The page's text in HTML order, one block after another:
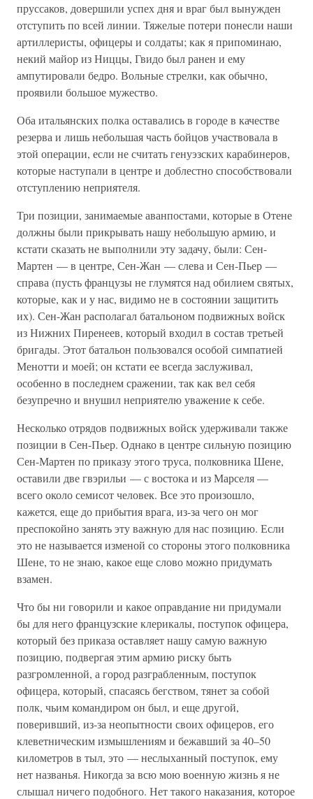
пруссаков, довершили успех дня и враг был вынужден
отступить по всей линии. Тяжелые потери понесли наши
артиллеристы, офицеры и солдаты; как я припоминаю,
некий майор из Ниццы, Гвидо был ранен и ему
ампутировали бедро. Вольные стрелки, как обычно,
проявили большое мужество.
Оба итальянских полка оставались в городе в качестве
резерва и лишь небольшая часть бойцов участвовала в
этой операции, если не считать генуэзских карабинеров,
которые наступали в центре и доблестно способствовали
отступлению неприятеля.
Три позиции, занимаемые аванпостами, которые в Отене
должны были прикрывать нашу небольшую армию, и
кстати сказать не выполнили эту задачу, были: Сен-
Мартен — в центре, Сен-Жан — слева и Сен-Пьер —
справа (пусть французы не глумятся над обилием святых,
которые, как и у нас, видимо не в состоянии защитить
их). Сен-Жан располагал батальоном подвижных войск
из Нижних Пиренеев, который входил в состав третьей
бригады. Этот батальон пользовался особой симпатией
Менотти и моей; он кстати ее всегда заслуживал,
особенно в последнем сражении, так как вел себя
безупречно и внушил неприятелю уважение к себе.
Несколько отрядов подвижных войск удерживали также
позиции в Сен-Пьер. Однако в центре сильную позицию
Сен-Мартен по приказу этого труса, полковника Шене,
оставили две гвэрильи — с востока и из Марселя —
всего около семисот человек. Все это произошло,
кажется, еще до прибытия врага, из-за чего он мог
преспокойно занять эту важную для нас позицию. Если
это не называется изменой со стороны этого полковника
Шене, то не знаю, какое еще слово можно придумать
взамен.
Что бы ни говорили и какое оправдание ни придумали
бы для него французские клерикалы, поступок офицера,
который без приказа оставляет нашу самую важную
позицию, подвергая этим армию риску быть
разгромленной, а город разграбленным, поступок
офицера, который, спасаясь бегством, тянет за собой
полк, чьим командиром он был, и еще другой,
поверивший, из-за неопытности своих офицеров, его
клеветническим измышлениям и бежавший за 40–50
километров в тыл, это — неслыханный поступок, ему
нет названья. Никогда за всю мою военную жизнь я не
слышал ничего подобного. Нет такого наказания, которое